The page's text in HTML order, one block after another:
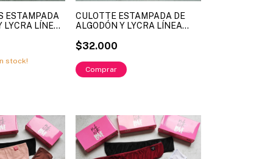
ESTAMPADA
LYCRA LÍNEA
stock!
CULOTTE ESTAMPADA DE
ALGODÓN Y LYCRA LÍNEA
$32.000